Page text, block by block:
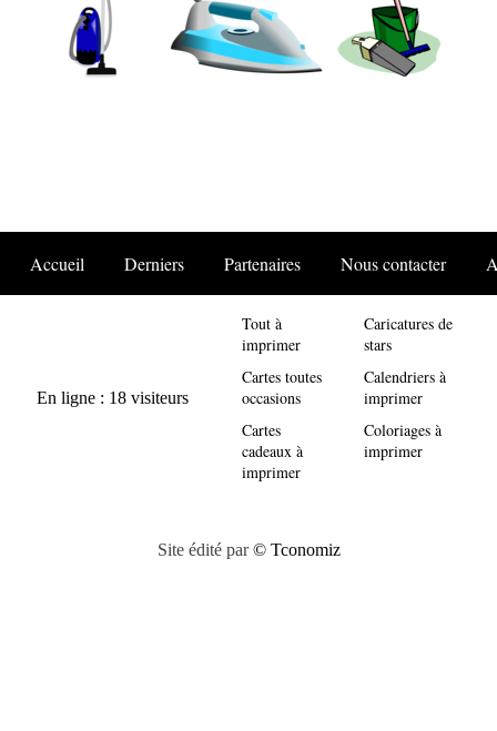
Accueil Derniers Partenaires Nous contacter
Tout à
imprimer
Cartes toutes
occasions
Cartes
cadeaux à
imprimer
Caricatures de
stars
Calendriers à
imprimer
Coloriages à
imprimer
Site édité par© Tconomiz